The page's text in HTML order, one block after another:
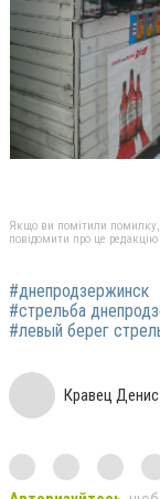
Якщо ви помітили помилку,
повідомити про це редакцію
#днепродзержинск
#стрельба
#левый берег
Кравец